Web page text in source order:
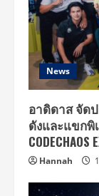
News
อาดิดาส จัดป
ดังและแขกพิ
CODECHAOS
Hannah